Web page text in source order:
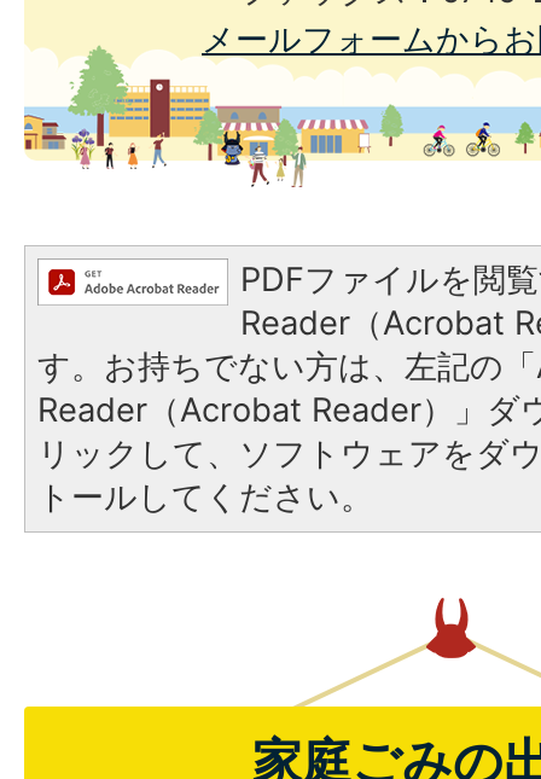
メールフォームから
PDFファイルを閲
Reader（Acrobat
す。お持ちでない方は、左記の
Reader（Acrobat Reader）」ダ
リックして、ソフトウェアをダ
トールしてください。
家庭ごみの